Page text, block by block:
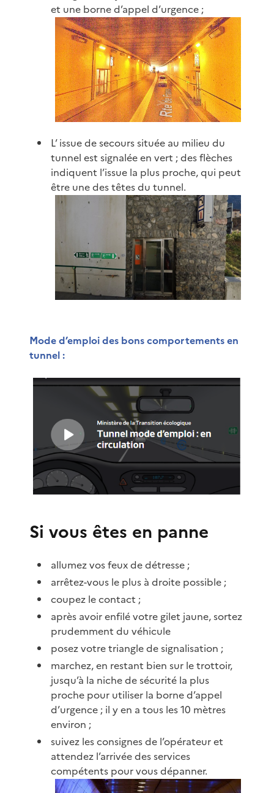
et une borne d’appel d’urgence ;
L’ issue de secours située au milieu du
tunnel est signalée en vert ; des flèches
indiquent l’issue la plus proche, qui peut
être une des têtes du tunnel.
Mode d’emploi des bons comportements en
tunnel :
Si vous êtes en panne
allumez vos feux de détresse ;
arrêtez-vous le plus à droite possible ;
coupez le contact ;
après avoir enfilé votre gilet jaune, sortez
prudemment du véhicule
posez votre triangle de signalisation ;
marchez, en restant bien sur le trottoir,
jusqu’à la niche de sécurité la plus
proche pour utiliser la borne d’appel
d’urgence ; il y en a tous les 10 mètres
environ ;
suivez les consignes de l’opérateur et
attendez l’arrivée des services
compétents pour vous dépanner.